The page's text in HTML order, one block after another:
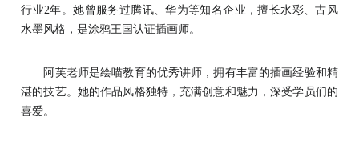
行业2年。她曾服务过腾讯、华为等知名企业，擅长水彩、古风
水墨风格，是涂鸦王国认证插画师。
阿芙老师是绘喵教育的优秀讲师，拥有丰富的插画经验和精
湛的技艺。她的作品风格独特，充满创意和魅力，深受学员们的
喜爱。